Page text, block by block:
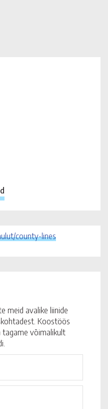
county-lines
meid avalike liinide
Koostöös
tagame võimalikult